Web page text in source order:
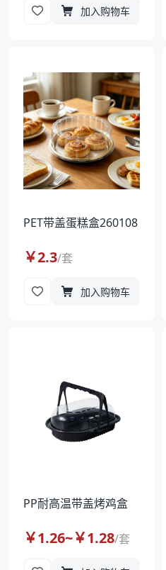
加入购物车
PET带盖蛋糕盒260108
￥2.3/套
加入购物车
PP耐高温带盖烤鸡盒
￥1.26~￥1.28/套